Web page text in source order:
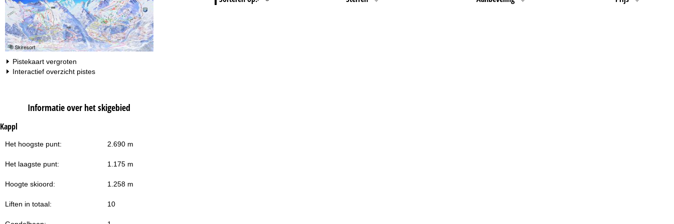
Pistekaart vergroten
Interactief overzicht pistes
Informatie over het skigebied
Kappl
Het hoogste punt: 2.690 m
Het laagste punt: 1.175 m
Hoogte skioord: 1.258 m
Liften in totaal: 10